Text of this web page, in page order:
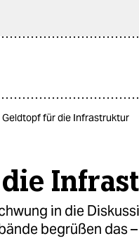
für die Infrastruktur
in die
begrüßen das